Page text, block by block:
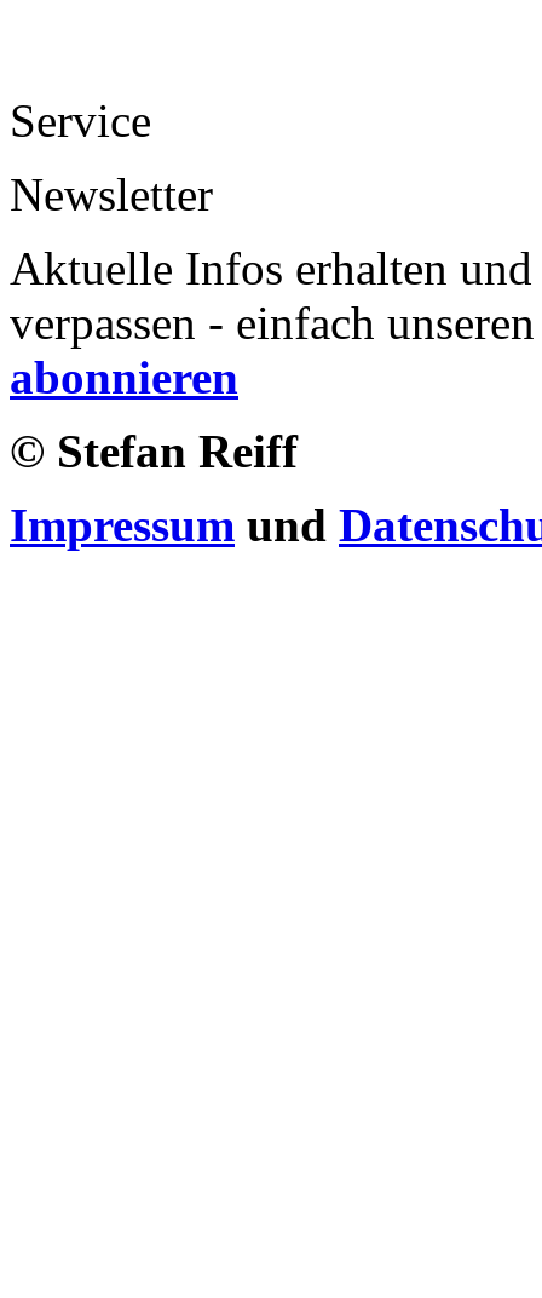
Service
Newsletter
Aktuelle Infos erhalten
verpassen - einfach
abonnieren
© Stefan Reiff
Impressum und